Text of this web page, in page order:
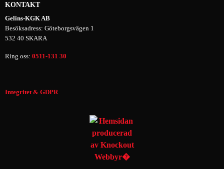
KONTAKT
Gelins-KGK AB
Besöksadress: Göteborgsvägen 1
532 40 SKARA
Ring oss: 0511-131 30
Integritet & GDPR